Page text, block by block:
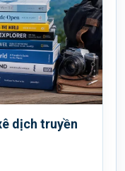
dịch truyền